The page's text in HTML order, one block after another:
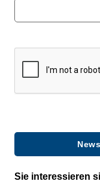
Sie interessieren